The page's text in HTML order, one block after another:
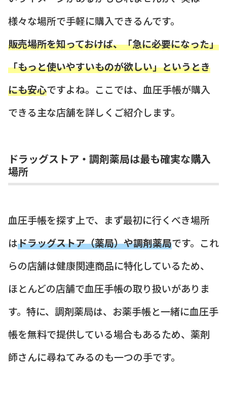
様々な場所で手軽に購入できるんです。
販売場所を知っておけば、「急に必要になった」
「もっと使いやすいものが欲しい」というとき
にも安心ですよね。ここでは、血圧手帳が購入
できる主な店舗を詳しくご紹介します。
ドラッグストア・調剤薬局は最も確実な購入
場所
血圧手帳を探す上で、まず最初に行くべき場所
はドラッグストア（薬局）や調剤薬局です。これ
らの店舗は健康関連商品に特化しているため、
ほとんどの店舗で血圧手帳の取り扱いがありま
す。特に、調剤薬局は、お薬手帳と一緒に血圧手
帳を無料で提供している場合もあるため、薬剤
師さんに尋ねてみるのも一つの手です。